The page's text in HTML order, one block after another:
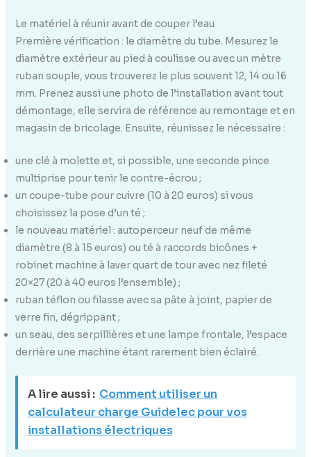
Le matériel à réunir avant de couper l’eau
Première vérification : le diamètre du tube. Mesurez le
diamètre extérieur au pied à coulisse ou avec un mètre
ruban souple, vous trouverez le plus souvent 12, 14 ou 16
mm. Prenez aussi une photo de l’installation avant tout
démontage, elle servira de référence au remontage et en
magasin de bricolage. Ensuite, réunissez le nécessaire :
une clé à molette et, si possible, une seconde pince
multiprise pour tenir le contre-écrou ;
un coupe-tube pour cuivre (10 à 20 euros) si vous
choisissez la pose d’un té ;
le nouveau matériel : autoperceur neuf de même
diamètre (8 à 15 euros) ou té à raccords bicônes +
robinet machine à laver quart de tour avec nez fileté
20×27 (20 à 40 euros l’ensemble) ;
ruban téflon ou filasse avec sa pâte à joint, papier de
verre fin, dégrippant ;
un seau, des serpillières et une lampe frontale, l’espace
derrière une machine étant rarement bien éclairé.
A lire aussi : Comment utiliser un
calculateur charge Guidelec pour vos
installations électriques